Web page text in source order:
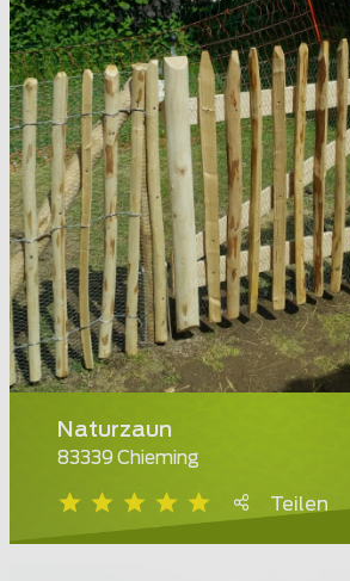
Naturzaun
83339 Chieming
Teilen